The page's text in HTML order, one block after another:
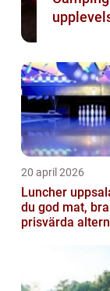
20 april 2026
Luncher uppsala så
du god mat,
prisvärda